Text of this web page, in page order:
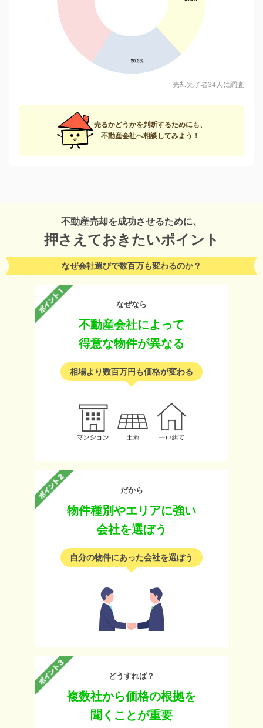
売却完了者34人に調査
売るかどうかを判断するためにも、
不動産会社へ相談してみよう！
不動産売却を成功させるために、
押さえておきたいポイント
なぜ会社選びで数百万も変わるのか？
なぜなら
不動産会社によって
得意な物件が異なる
相場より数百万円も価格が変わる
だから
物件種別やエリアに強い
会社を選ぼう
自分の物件にあった会社を選ぼう
どうすれば？
複数社から価格の根拠を
聞くことが重要